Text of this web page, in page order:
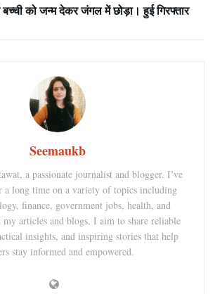
बच्ची को जन्म देकर जंगल में छोड़ा। हुई गिरफ्तार
Seemaukb
a passionate journalist and blogger. I’ve
a long time on a variety of topics including
finance, government jobs, health, and
articles and blogs, I aim to share reliable
insights, and inspiring stories that help
stay informed and empowered.